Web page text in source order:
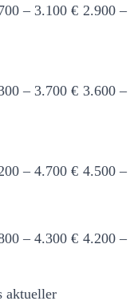
– 3.100 € 2.900
– 3.700 € 3.600
– 4.700 € 4.500
– 4.300 € 4.200
aktueller